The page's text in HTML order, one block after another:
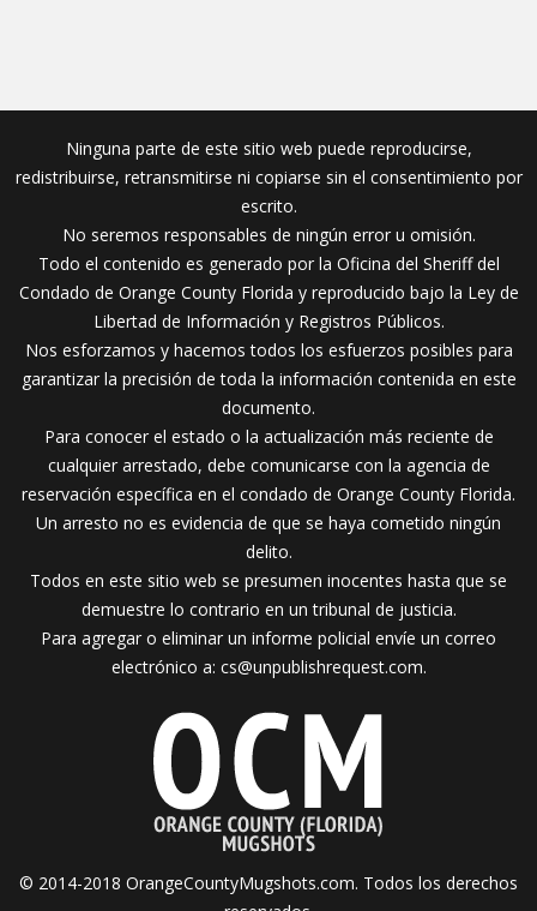
Ninguna parte de este sitio web puede reproducirse,
redistribuirse, retransmitirse ni copiarse sin el consentimiento por
escrito.
No seremos responsables de ningún error u omisión.
Todo el contenido es generado por la Oficina del Sheriff del
Condado de Orange County Florida y reproducido bajo la Ley de
Libertad de Información y Registros Públicos.
Nos esforzamos y hacemos todos los esfuerzos posibles para
garantizar la precisión de toda la información contenida en este
documento.
Para conocer el estado o la actualización más reciente de
cualquier arrestado, debe comunicarse con la agencia de
reservación específica en el condado de Orange County Florida.
Un arresto no es evidencia de que se haya cometido ningún
delito.
Todos en este sitio web se presumen inocentes hasta que se
demuestre lo contrario en un tribunal de justicia.
Para agregar o eliminar un informe policial envíe un correo
electrónico a: cs@unpublishrequest.com.
© 2014-2018 OrangeCountyMugshots.com. Todos los derechos